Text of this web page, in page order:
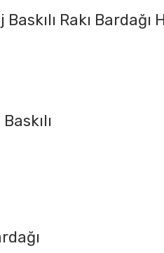
Rakı Bardağı